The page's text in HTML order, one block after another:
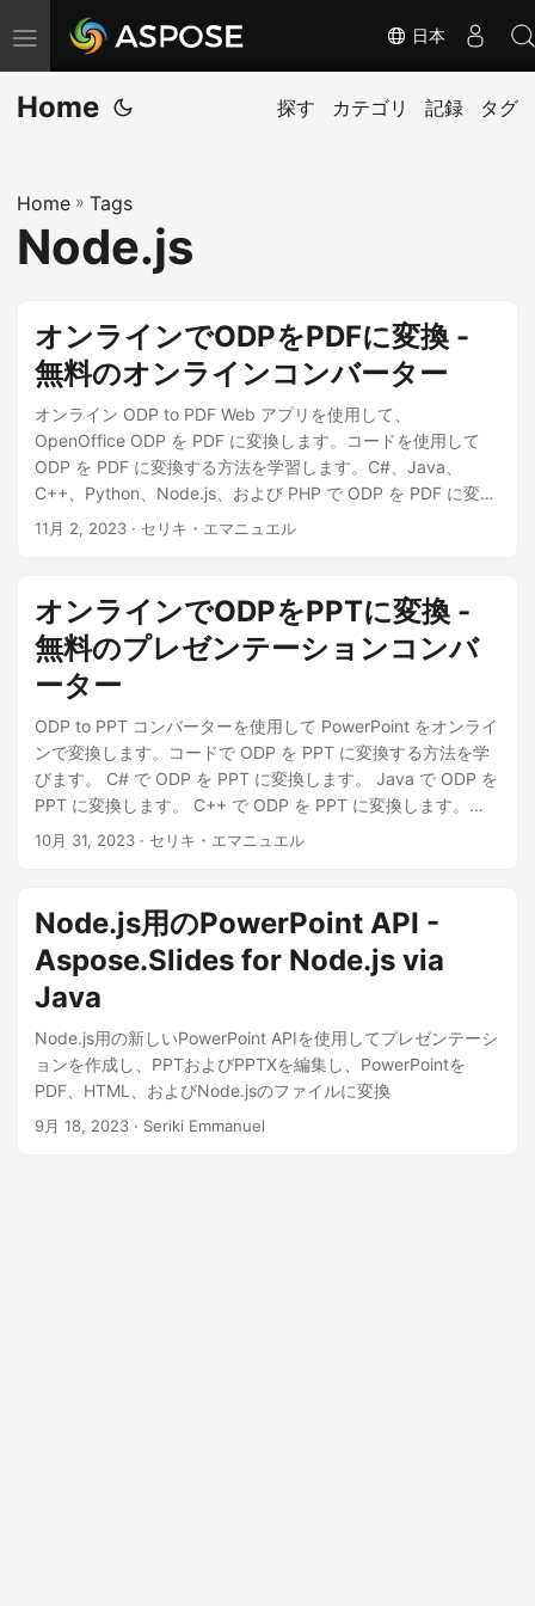
ナ
ビ
ゲ
ョ
ン
り
替
え
日本
Home 探す カテゴリ 記録 タグ
Home » Tags
Node.js
オンラインでODPをPDFに変換 -
無料のオンラインコンバーター
オンライン ODP to PDF Web アプリを使用して、
OpenOffice ODP を PDF に変換します。コードを使用して
ODP を PDF に変換する方法を学習します。C#、Java、
C++、Python、Node.js、および PHP で ODP を PDF に変換
します。
11月 2, 2023 · セリキ・エマニュエル
オンラインでODPをPPTに変換 -
無料のプレゼンテーションコンバ
ーター
ODP to PPT コンバーターを使用して PowerPoint をオンライ
ンで変換します。コードで ODP を PPT に変換する方法を学
びます。 C# で ODP を PPT に変換します。 Java で ODP を
PPT に変換します。 C++ で ODP を PPT に変換します。
Python で ODP を PPT に変換します。 Node.js で ODP を
10月 31, 2023 · セリキ・エマニュエル
Node.js用のPowerPoint API -
Aspose.Slides for Node.js via
Java
Node.js用の新しいPowerPoint APIを使用してプレゼンテーシ
ョンを作成し、PPTおよびPPTXを編集し、PowerPointを
PDF、HTML、およびNode.jsのファイルに変換
9月 18, 2023 · Seriki Emmanuel